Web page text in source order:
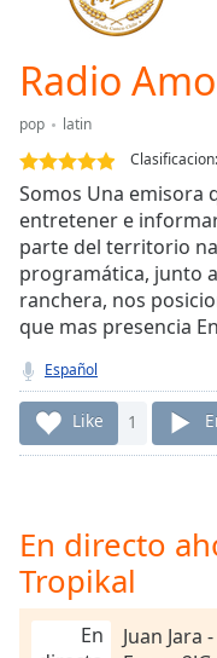
Current
Time0:00
Duration
Loaded:
0.00%
Stream
TypeLIVE
Seek to
live,
currently
behind
Remaining
Time-
Chapters
Chapters
Radio
pop
latin
Clasificacion:
Somos Una emisora
entretener e
parte del territorio
programática, junto
ranchera, nos
que mas presencia
Español
Like 1
En directo
Tropikal
En
Juan Jara